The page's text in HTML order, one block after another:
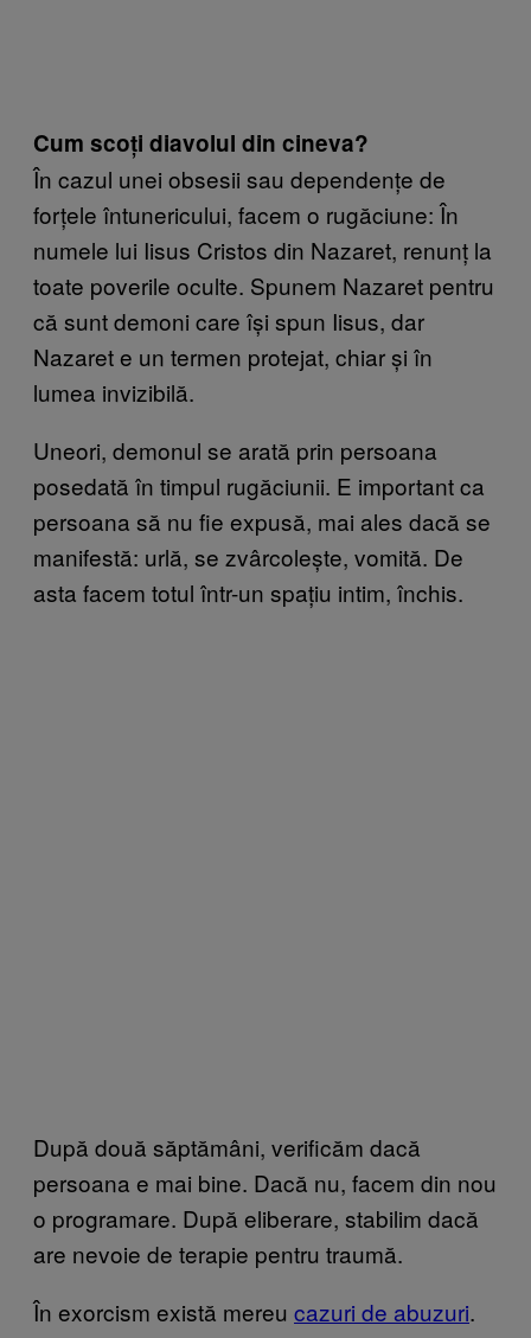
Cum scoți diavolul din cineva?
În cazul unei obsesii sau dependențe de
forțele întunericului, facem o rugăciune: În
numele lui Iisus Cristos din Nazaret, renunț la
toate poverile oculte. Spunem Nazaret pentru
că sunt demoni care își spun Iisus, dar
Nazaret e un termen protejat, chiar și în
lumea invizibilă.
Uneori, demonul se arată prin persoana
posedată în timpul rugăciunii. E important ca
persoana să nu fie expusă, mai ales dacă se
manifestă: urlă, se zvârcolește, vomită. De
asta facem totul într-un spațiu intim, închis.
După două săptămâni, verificăm dacă
persoana e mai bine. Dacă nu, facem din nou
o programare. După eliberare, stabilim dacă
are nevoie de terapie pentru traumă.
În exorcism există mereu cazuri de abuzuri.